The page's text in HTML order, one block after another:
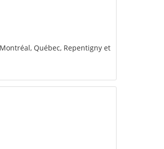
Québec, Repentigny et